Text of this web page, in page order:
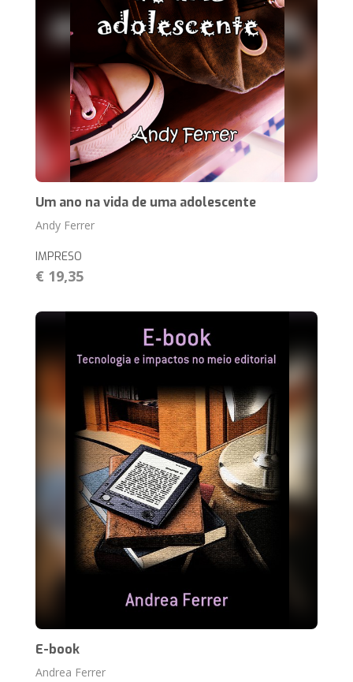
Um ano na vida de uma adolescente
Andy Ferrer
IMPRESO
€ 19,35
E-book
Andrea Ferrer